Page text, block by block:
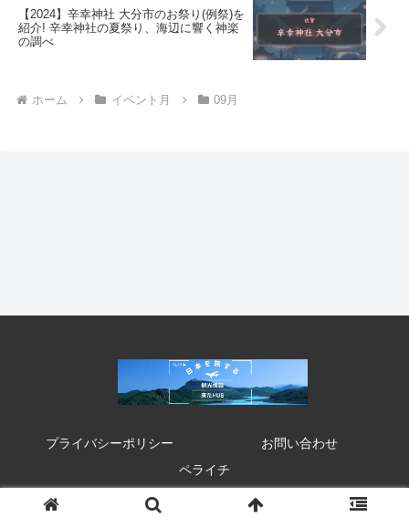
【2024】辛幸神社 大分市のお祭り(例祭)を
紹介! 辛幸神社の夏祭り、海辺に響く神楽
の調べ
ホーム イベント月 09月
プライバシーポリシー
お問い合わせ
ペライチ
© 2020 来たHUB 観光 イベント 祭り お得情報.